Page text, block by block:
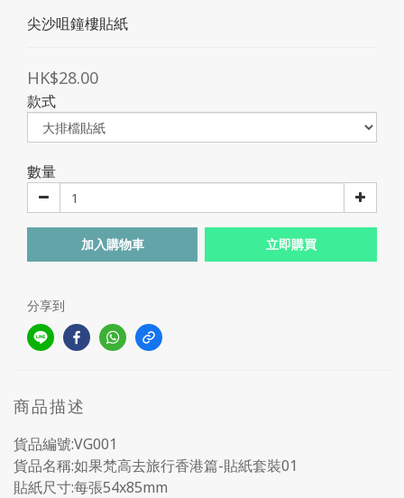
尖沙咀鐘樓貼紙
HK$28.00
款式
數量
加入購物車 立即購買
分享到
商品描述
貨品編號:VG001
貨品名稱:如果梵高去旅行香港篇-貼紙套裝01
貼紙尺寸:每張54x85mm